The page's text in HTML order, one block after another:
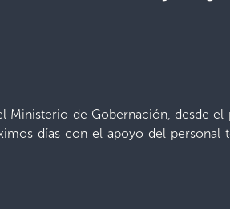
de Gobernación, desde
días con el apoyo del personal